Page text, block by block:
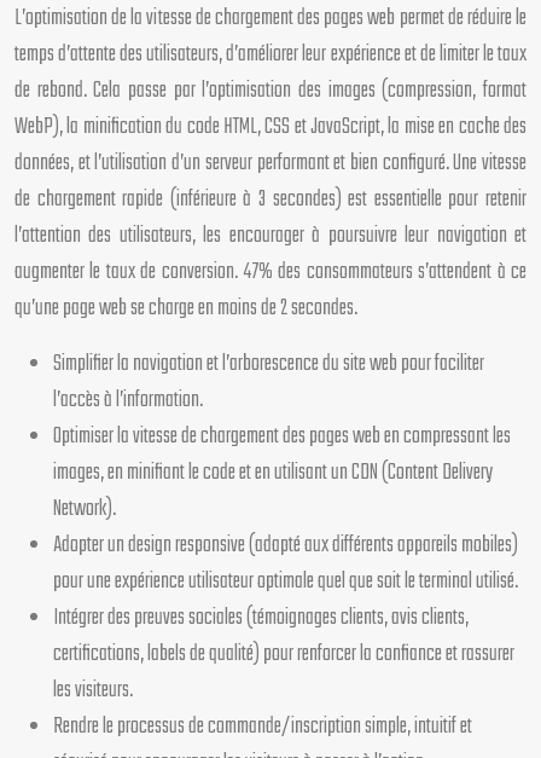
L’optimisation de la vitesse de chargement des pages web permet de réduire le
temps d’attente des utilisateurs, d’améliorer leur expérience et de limiter le taux
de rebond. Cela passe par l’optimisation des images (compression, format
WebP), la minification du code HTML, CSS et JavaScript, la mise en cache des
données, et l’utilisation d’un serveur performant et bien configuré. Une vitesse
de chargement rapide (inférieure à 3 secondes) est essentielle pour retenir
l’attention des utilisateurs, les encourager à poursuivre leur navigation et
augmenter le taux de conversion. 47% des consommateurs s’attendent à ce
qu’une page web se charge en moins de 2 secondes.
Simplifier la navigation et l’arborescence du site web pour faciliter
l’accès à l’information.
Optimiser la vitesse de chargement des pages web en compressant les
images, en minifiant le code et en utilisant un CDN (Content Delivery
Network).
Adopter un design responsive (adapté aux différents appareils mobiles)
pour une expérience utilisateur optimale quel que soit le terminal utilisé.
Intégrer des preuves sociales (témoignages clients, avis clients,
certifications, labels de qualité) pour renforcer la confiance et rassurer
les visiteurs.
Rendre le processus de commande/inscription simple, intuitif et